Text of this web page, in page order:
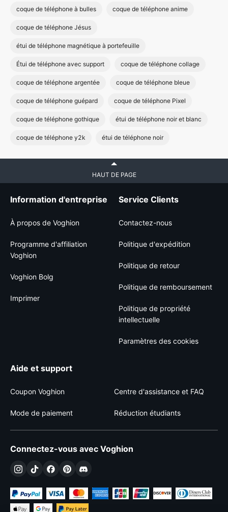
coque de téléphone à bulles coque de téléphone anime
coque de téléphone Jésus
étui de téléphone magnétique à portefeuille
Étui de téléphone avec support coque de téléphone collage
coque de téléphone argentée coque de téléphone bleue
coque de téléphone guépard coque de téléphone Pixel
coque de téléphone gothique étui de téléphone noir et blanc
coque de téléphone y2k étui de téléphone noir
HAUT DE PAGE
Information d'entreprise
À propos de Voghion
Programme d'affiliation
Voghion
Voghion Bolg
Imprimer
Service Clients
Contactez-nous
Politique d'expédition
Politique de retour
Politique de remboursement
Politique de propriété
intellectuelle
Paramètres des cookies
Aide et support
Coupon Voghion Centre d'assistance et FAQ
Mode de paiement Réduction étudiants
Connectez-vous avec Voghion